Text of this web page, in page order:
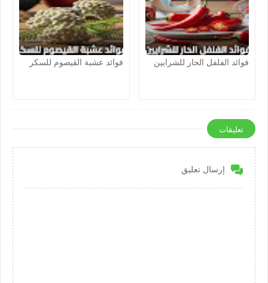
فوائد الفلفل الحار للشرايين فوائد عشبة القيصوم للسكر
تعليقات
إرسال تعليق